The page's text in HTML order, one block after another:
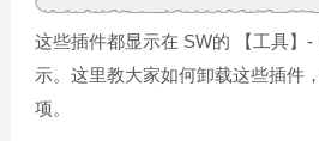
这些插件都显示在 SW的 【工具】
示。这里教大家如何卸载这些插件
项。